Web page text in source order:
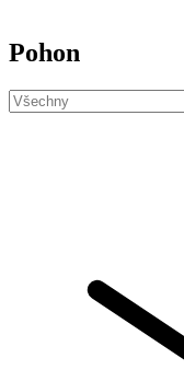
Pohon